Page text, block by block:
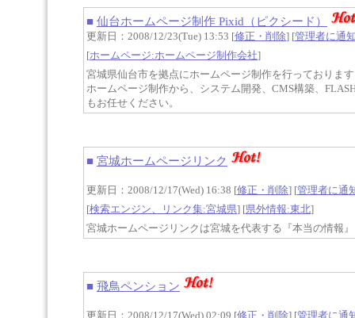
■ 仙台ホームページ制作 Pixid（ピクシード）
更新日：2008/12/23(Tue) 13:53 [修正・削除] [管理者に通
[ホームページ:ホームページ制作会社]
宮城県仙台市を拠点にホームページ制作を行っておりま
ホームページ制作から、システム開発、CMS構築、
もお任せください。
■ 宮城ホームページリンク
更新日：2008/12/17(Wed) 16:38 [修正・削除] [管理者に通
[検索エンジン、リンク集:宮城県] [県外情報:東北]
宮城ホームページリンクは宮城を代表する『本当の情報
■ 飛鳥ペンション
更新日：2008/12/17(Wed) 02:09 [修正・削除] [管理者に通